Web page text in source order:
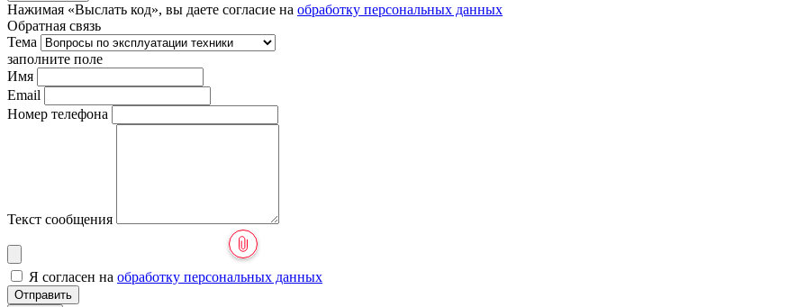
Нажимая «Выслать код», вы даете согласие на обработку персональных данных
Обратная связь
Тема
заполните поле
Имя
Email
Номер телефона
Текст сообщения
Я согласен на обработку персональных данных
Отправить